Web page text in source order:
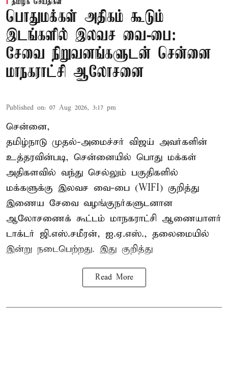
தமிழக செய்திகள்
பொதுமக்கள் அதிகம் கூடும்
இடங்களில் இலவச வை-பை:
சேவை நிறுவனங்களுடன் சென்னை
மாநகராட்சி ஆலோசனை
Published on: 07 Aug 2026, 3:17 pm
சென்னை,
தமிழ்நாடு முதல்-அமைச்சர் விஜய் அவர்களின்
உத்தரவின்படி, சென்னையில் பொது மக்கள்
அதிகளவில் வந்து செல்லும் பகுதிகளில்
மக்களுக்கு இலவச வை-பை (WIFI) குறித்து
இணைய சேவை வழங்குநர்களுடனான
ஆலோசணைக் கூட்டம் மாநகராட்சி ஆணையாளர்
டாக்டர் ஜி.எஸ்.சமீரன், ஐ.ஏ.எஸ்., தலைமையில்
இன்று நடைபெற்றது. இது குறித்து
Read More